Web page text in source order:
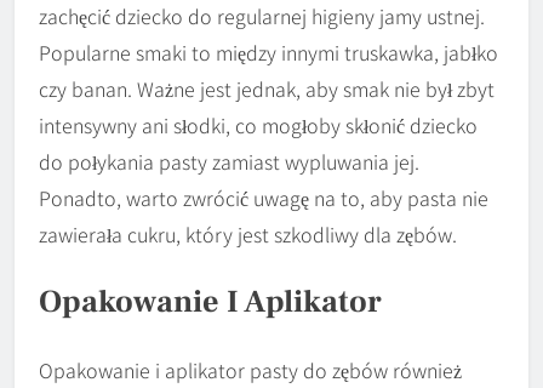
zachęcić dziecko do regularnej higieny jamy ustnej.
Popularne smaki to między innymi truskawka, jabłko
czy banan. Ważne jest jednak, aby smak nie był zbyt
intensywny ani słodki, co mogłoby skłonić dziecko
do połykania pasty zamiast wypluwania jej.
Ponadto, warto zwrócić uwagę na to, aby pasta nie
zawierała cukru, który jest szkodliwy dla zębów.
Opakowanie I Aplikator
Opakowanie i aplikator pasty do zębów również